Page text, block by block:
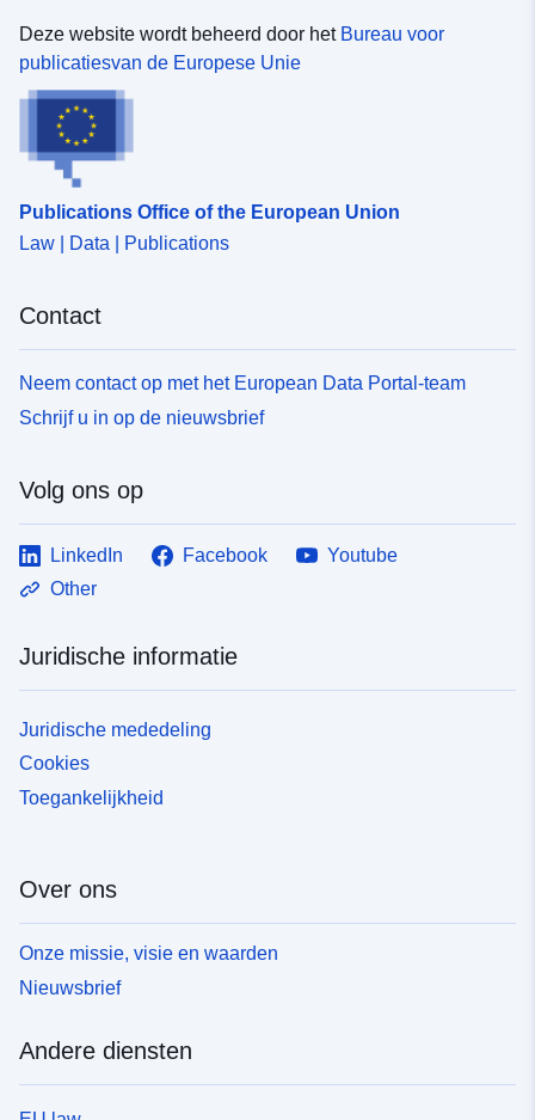
Deze website wordt beheerd door het Bureau voor
publicatiesvan de Europese Unie
Publications Office of the European Union
Law | Data | Publications
Contact
Neem contact op met het European Data Portal-team
Schrijf u in op de nieuwsbrief
Volg ons op
LinkedIn Facebook
Youtube
Other
Juridische informatie
Juridische mededeling
Cookies
Toegankelijkheid
Over ons
Onze missie, visie en waarden
Nieuwsbrief
Andere diensten